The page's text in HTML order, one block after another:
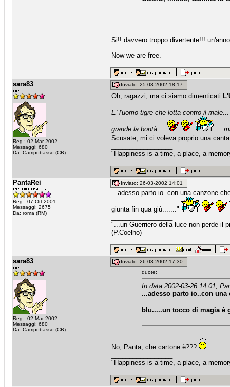
Si!! davvero troppo divertente!!!
Now we are free.
sara83
Reg.: 02 Mar 2002
Messaggi: 680
Da: Campobasso (CB)
Inviato: 25-03-2002 18:17
Oh, ragazzi, ma ci siamo dimenticati
E' l'uomo tigre che lotta contro il male...
grande la bontà ... ...
Scusate, mi ci voleva proprio una
"Happiness is a time, a place, a
PantaRei
Reg.: 07 Ott 2001
Messaggi: 2675
Da: roma (RM)
Inviato: 26-03-2002 14:01
...adesso parto io..con una canzone
giunta fin qua giù......."
"...un Guerriero della luce non perde il
(P.Coelho)
sara83
Reg.: 02 Mar 2002
Messaggi: 680
Da: Campobasso (CB)
Inviato: 26-03-2002 17:30
quote:
In data 2002-03-26 14:01,
...adesso parto io..con
blu.....un tocco di magia
No, Panta, che cartone è???
"Happiness is a time, a place, a